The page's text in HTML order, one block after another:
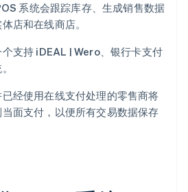
系统会跟踪库存、生成销售数据
店和在线商店。
支持 iDEAL | Wero、银行卡支付
经使用在线支付处理的零售商将
面支付，以便所有交易数据保存